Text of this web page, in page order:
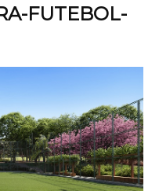
FUTEBOL-